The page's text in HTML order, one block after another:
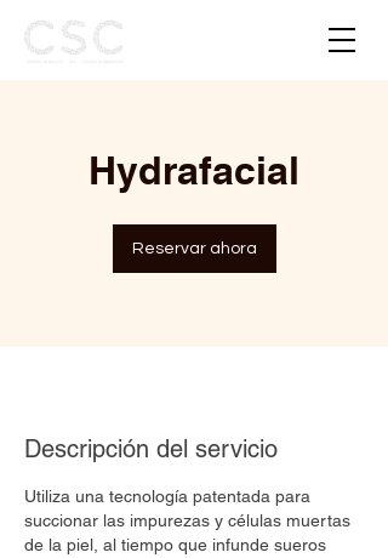
Hydrafacial
Reservar ahora
Descripción del servicio
Utiliza una tecnología patentada para
succionar las impurezas y células muertas
de la piel, al tiempo que infunde sueros